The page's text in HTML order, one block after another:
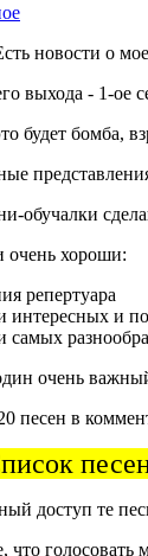
новости о
выхода - 1-ое
будет бомба,
обучалки
очень хороши:
репертуара
интересных и
самых
очень
песен в
доступ те
что голосовать